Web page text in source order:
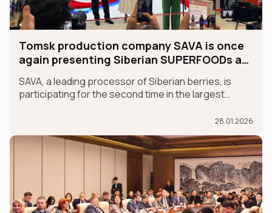
Tomsk production company SAVA is once
again presenting Siberian SUPERFOODs at
SAVA, a leading processor of Siberian berries, is
participating for the second time in the largest
the MADE IN RUSSIA exhibit, which is taking place in
Dubai from January 26-30.
28.01.2026